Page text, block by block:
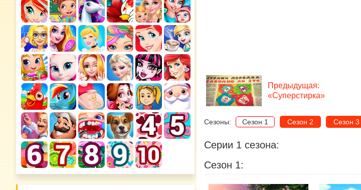
Предыдущая:
«Суперстирка»
Сезоны: Сезон 1 Сезон 2 Сезон 3
Серии 1 сезона:
Сезон 1: